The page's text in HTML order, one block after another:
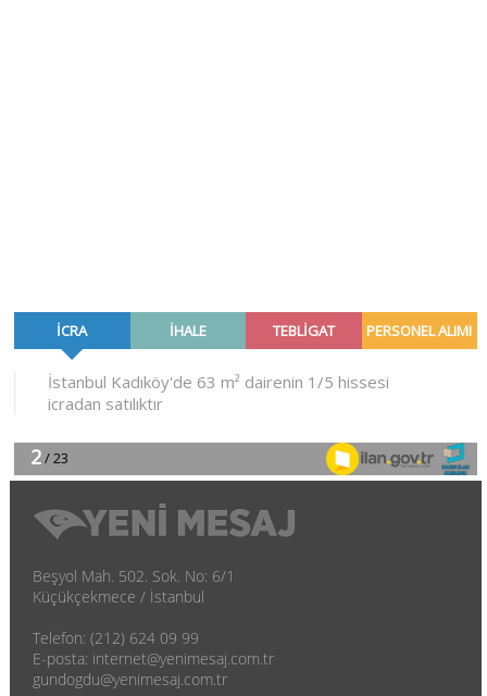
Beşyol Mah. 502. Sok. No: 6/1
Küçükçekmece / İstanbul
Telefon: (212) 624 09 99
E-posta: internet@yenimesaj.com.tr
gundogdu@yenimesaj.com.tr